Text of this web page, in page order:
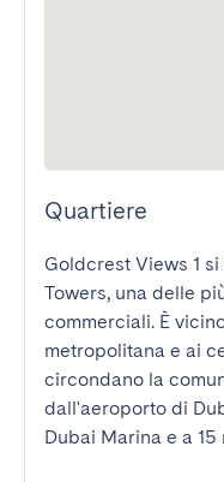
Quartiere
Goldcrest Views 1
Towers, una delle
commerciali. È
metropolitana e ai
circondano la
dall'aeroporto di
Dubai Marina e a